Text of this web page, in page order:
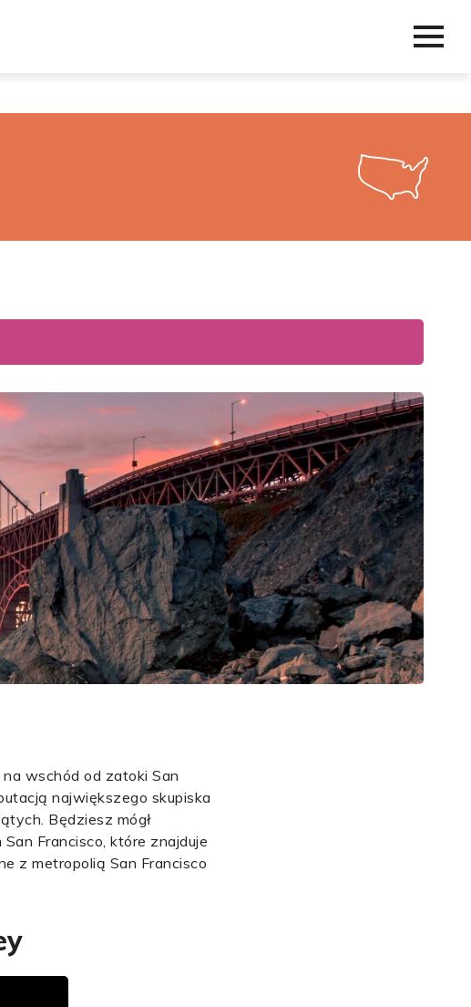
wschód od zatoki San
największego skupiska
Będziesz mógł
Francisco, które znajduje
z metropolią San Francisco